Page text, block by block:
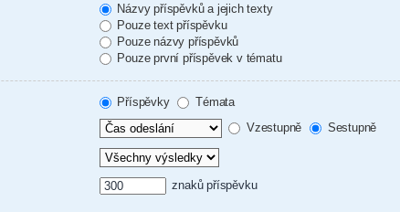
Názvy příspěvků a jejich texty
Pouze text příspěvku
Pouze názvy příspěvků
Pouze první příspěvek v tématu
Příspěvky
Témata
Vzestupně Sestupně
znaků příspěvku